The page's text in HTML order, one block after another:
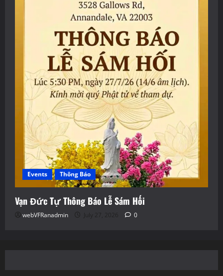
Events Thông Báo
Vạn Đức Tự Thông Báo Lễ Sám Hối
webVFRanadmin July 27, 2026 0